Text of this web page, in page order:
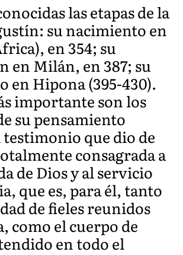
las etapas de la
su nacimiento en
en 354; su
en Milán, en 387; su
en Hipona (395-430).
importante son los
su pensamiento
testimonio que dio de
consagrada a
de Dios y al servicio
que es, para él, tanto
de fieles reunidos
como el cuerpo de
en todo el